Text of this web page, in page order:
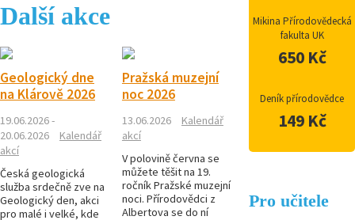
Další akce
Geologický dne
na Klárově 2026
19.06.2026 -
20.06.2026
Kalendář
akcí
Česká geologická
služba srdečně zve na
Geologický den, akci
pro malé i velké, kde
Pražská muzejní
noc 2026
13.06.2026
Kalendář
akcí
V polovině června se
můžete těšit na 19.
ročník Pražské muzejní
noci. Přírodovědci z
Albertova se do ní
Mikina Přírodovědecká
fakulta UK
650 Kč
Deník přírodovědce
149 Kč
Pro učitele